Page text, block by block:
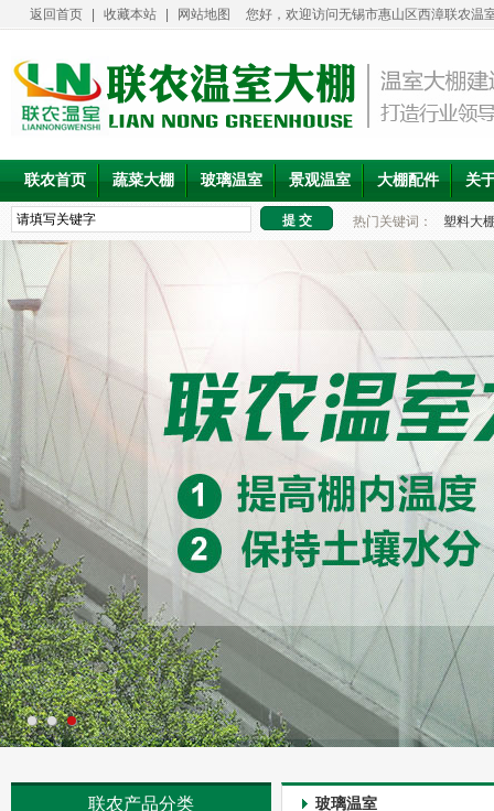
返回首页 收藏本站 网站地图 您好，欢迎访问无锡市惠山区西漳联农温
联农首页 蔬菜大棚 玻璃温室 景观温室 大棚配件 关
热门关键词： 塑料大
联农产品分类 玻璃温室